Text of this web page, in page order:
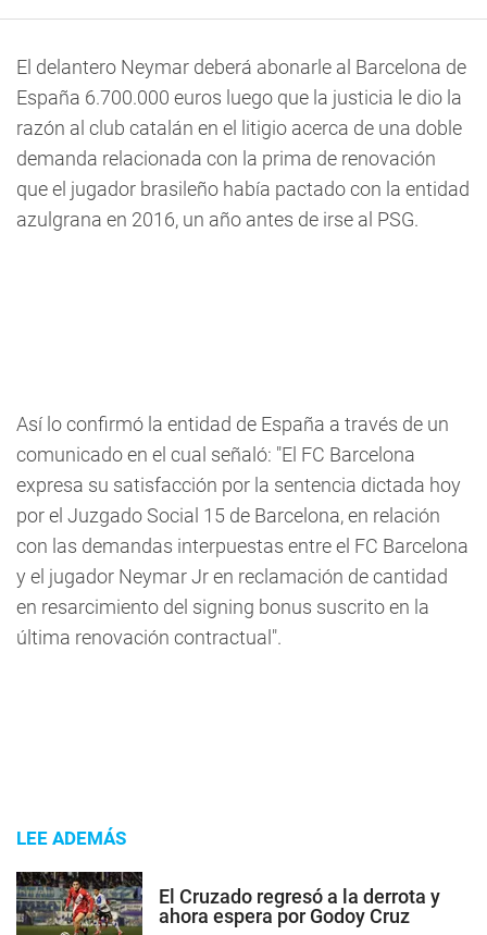
El delantero Neymar deberá abonarle al Barcelona de
España 6.700.000 euros luego que la justicia le dio la
razón al club catalán en el litigio acerca de una doble
demanda relacionada con la prima de renovación
que el jugador brasileño había pactado con la entidad
azulgrana en 2016, un año antes de irse al PSG.
Así lo confirmó la entidad de España a través de un
comunicado en el cual señaló: "El FC Barcelona
expresa su satisfacción por la sentencia dictada hoy
por el Juzgado Social 15 de Barcelona, en relación
con las demandas interpuestas entre el FC Barcelona
y el jugador Neymar Jr en reclamación de cantidad
en resarcimiento del signing bonus suscrito en la
última renovación contractual".
LEE ADEMÁS
El Cruzado regresó a la derrota y
ahora espera por Godoy Cruz